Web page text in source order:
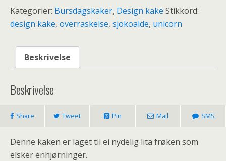
Kategorier: Bursdagskaker, Design kake Stikkord:
design kake, overraskelse, sjokoalde, unicorn
Beskrivelse
Beskrivelse
Share Tweet Pin Mail SMS
Denne kaken er laget til ei nydelig lita frøken som
elsker enhjørninger.